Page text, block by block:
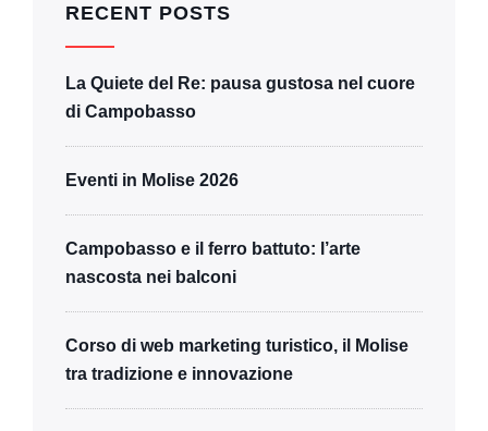
RECENT POSTS
La Quiete del Re: pausa gustosa nel cuore
di Campobasso
Eventi in Molise 2026
Campobasso e il ferro battuto: l’arte
nascosta nei balconi
Corso di web marketing turistico, il Molise
tra tradizione e innovazione